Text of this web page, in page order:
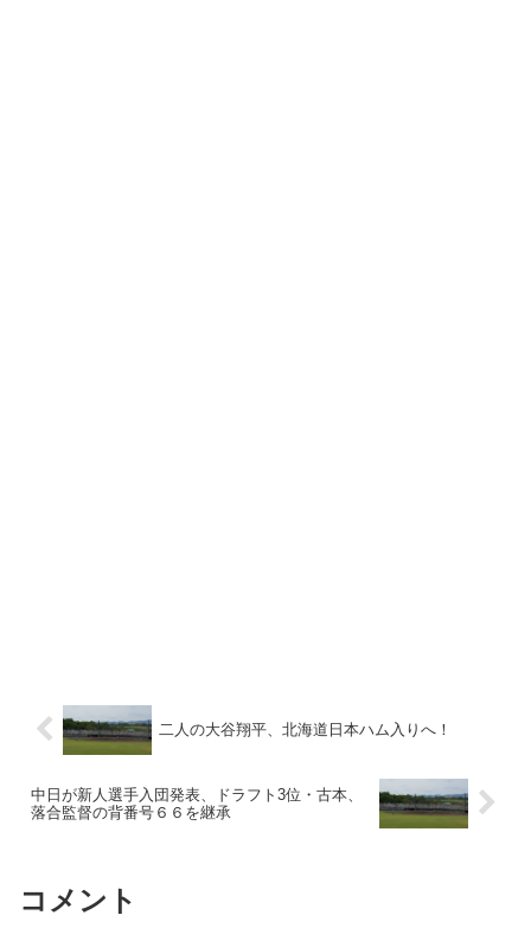
二人の大谷翔平、北海道日本ハム入りへ！
中日が新人選手入団発表、ドラフト3位・古本、
落合監督の背番号６６を継承
コメント